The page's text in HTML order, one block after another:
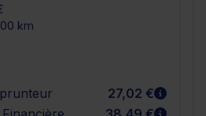
km
27,02 €
En
En